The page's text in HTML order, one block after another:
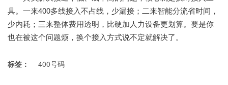
具。一来400多线接入不占线，少漏接；二来智能分流省时间，
少内耗；三来整体费用透明，比硬加人力设备更划算。要是你
也在被这个问题烦，换个接入方式说不定就解决了。
标签： 400号码